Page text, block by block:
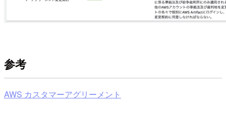
参考
AWS カスタマーアグリーメント